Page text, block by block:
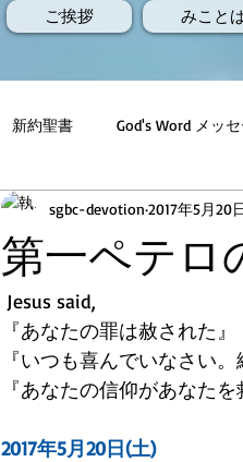
ご挨拶 みこと
新約聖書 God's Word メッ
第一ペテロ
sgbc-devotion 2017年5月20
Jesus said,
『あなたの罪は赦された』
『いつも喜んでいなさい
『あなたの信仰があなたを
2017年5月20日(土)